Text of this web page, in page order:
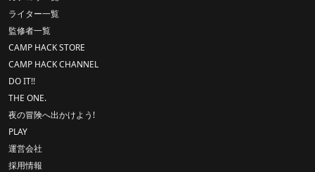
ライター一覧
監修者一覧
CAMP HACK STORE
CAMP HACK CHANNEL
DO IT!!
THE ONE.
夜の冒険へ出かけよう!
PLAY
運営会社
採用情報